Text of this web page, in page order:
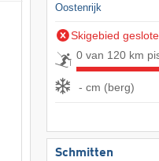
Oostenrijk
Skigebied
0 van 120 km
- cm (berg)
Schmitten